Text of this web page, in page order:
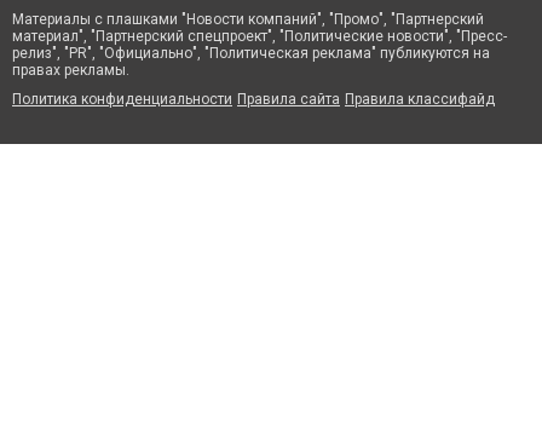
Материалы с плашками "Новости компаний", "Промо", "Партнерский
материал", "Партнерский спецпроект", "Политические новости", "Пресс-
релиз", "PR", "Официально", "Политическая реклама" публикуются на
правах рекламы.
Политика конфиденциальности Правила сайта Правила классифайд